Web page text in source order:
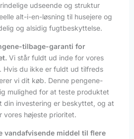
udseende og struktur
alt-i-en-løsning til husejere og
og alsidig fugtbeskyttelse.
tilbage-garanti for
Vi står fuldt ud inde for vores
Hvis du ikke er fuldt ud tilfreds
vi dit køb. Denne pengene-
mulighed for at teste produktet
din investering er beskyttet, og at
vores højeste prioritet.
vandafvisende middel til flere